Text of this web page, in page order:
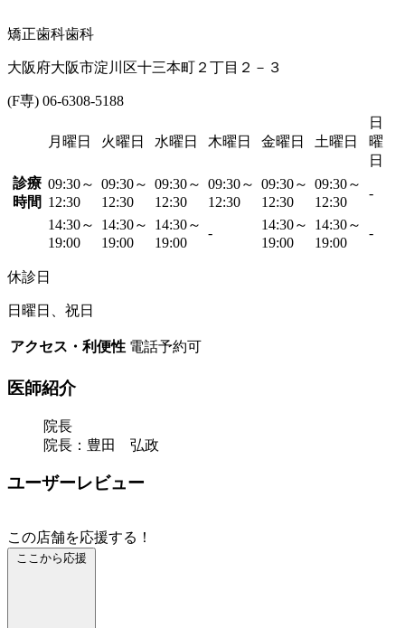
矯正歯科歯科
大阪府大阪市淀川区十三本町２丁目２－３
(F専) 06-6308-5188
月曜日 火曜日 水曜日 木曜日 金曜日 土曜日
日
曜
日
診療
時間
09:30～
12:30
09:30～
12:30
09:30～
12:30
09:30～
12:30
09:30～
12:30
09:30～
12:30
-
14:30～
19:00
14:30～
19:00
14:30～
19:00
-
14:30～
19:00
14:30～
19:00
-
休診日
日曜日、祝日
アクセス・利便性 電話予約可
医師紹介
院長
院長：豊田 弘政
ユーザーレビュー
この店舗を応援する！
ここから応援